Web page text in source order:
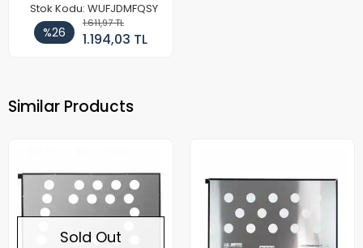
Stok Kodu: WUFJDMFQSY
%26
1.611,97 TL
1.194,03 TL
Similar Products
Sold Out